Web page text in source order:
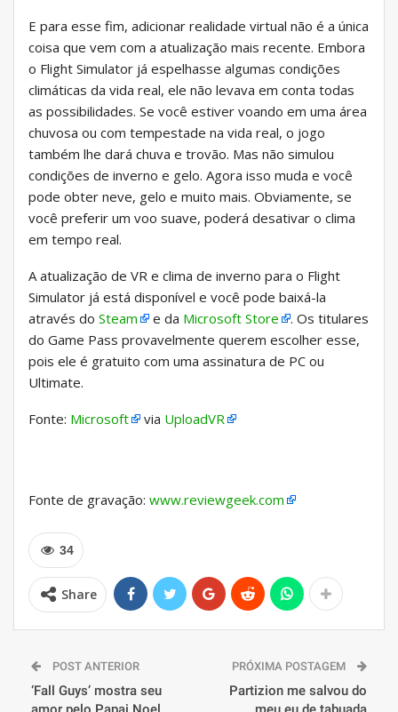
E para esse fim, adicionar realidade virtual não é a única
coisa que vem com a atualização mais recente. Embora
o Flight Simulator já espelhasse algumas condições
climáticas da vida real, ele não levava em conta todas
as possibilidades. Se você estiver voando em uma área
chuvosa ou com tempestade na vida real, o jogo
também lhe dará chuva e trovão. Mas não simulou
condições de inverno e gelo. Agora isso muda e você
pode obter neve, gelo e muito mais. Obviamente, se
você preferir um voo suave, poderá desativar o clima
em tempo real.
A atualização de VR e clima de inverno para o Flight
Simulator já está disponível e você pode baixá-la
através do Steam e da Microsoft Store
. Os titulares
do Game Pass provavelmente querem escolher esse,
pois ele é gratuito com uma assinatura de PC ou
Ultimate.
Fonte: Microsoft via UploadVR
Fonte de gravação: www.reviewgeek.com
34
Share
POST ANTERIOR
‘Fall Guys’ mostra seu
PRÓXIMA POSTAGEM
Partizion me salvou do